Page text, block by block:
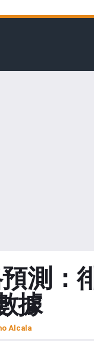
測：
據
Alcala